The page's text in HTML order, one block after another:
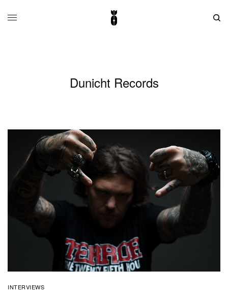
Dunicht Records
INTERVIEWS